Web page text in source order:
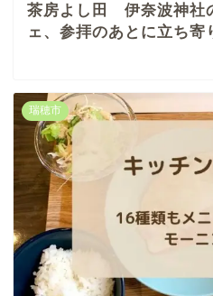
茶房よし田 伊奈波神社
ェ、参拝のあとに立ち寄
瑞穂市